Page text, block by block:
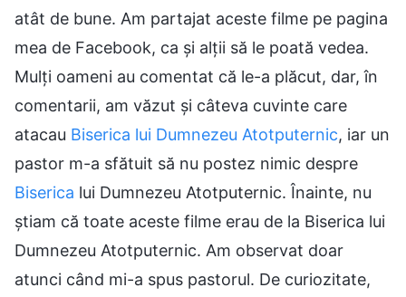
atât de bune. Am partajat aceste filme pe pagina
mea de Facebook, ca și alții să le poată vedea.
Mulți oameni au comentat că le-a plăcut, dar, în
comentarii, am văzut și câteva cuvinte care
atacau Biserica lui Dumnezeu Atotputernic, iar un
pastor m-a sfătuit să nu postez nimic despre
Biserica lui Dumnezeu Atotputernic. Înainte, nu
știam că toate aceste filme erau de la Biserica lui
Dumnezeu Atotputernic. Am observat doar
atunci când mi-a spus pastorul. De curiozitate,